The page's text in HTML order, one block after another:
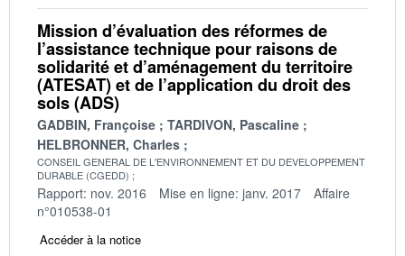
Mission d’évaluation des réformes de
l’assistance technique pour raisons de
solidarité et d’aménagement du territoire
(ATESAT) et de l’application du droit des
sols (ADS)
GADBIN, Françoise
TARDIVON, Pascaline
HELBRONNER, Charles
CONSEIL GENERAL DE L'ENVIRONNEMENT ET DU DEVELOPPEMENT
DURABLE (CGEDD)
Rapport: nov. 2016 Mise en ligne: janv. 2017
Affaire
n°010538-01
Accéder à la notice